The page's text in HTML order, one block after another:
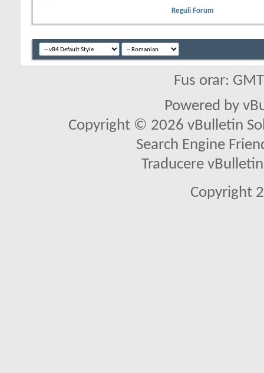
Reguli Forum
Fus orar:
Powered by
Copyright © 2026 vBulletin
Search Engine
Traducere
Copyright